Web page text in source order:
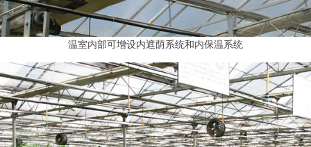
温室内部可增设内遮荫系统和内保温系统